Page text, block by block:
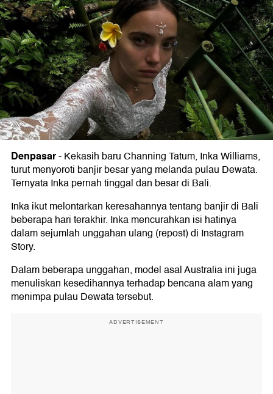
Denpasar-Kekasih baru Channing Tatum, Inka Williams,
turut menyoroti banjir besar yang melanda pulau Dewata.
Ternyata Inka pernah tinggal dan besar di Bali.
Inka ikut melontarkan keresahannya tentang banjir di Bali
beberapa hari terakhir. Inka mencurahkan isi hatinya
dalam sejumlah unggahan ulang (repost) di Instagram
Story.
Dalam beberapa unggahan, model asal Australia ini juga
menuliskan kesedihannya terhadap bencana alam yang
menimpa pulau Dewata tersebut.
ADVERTISEMENT